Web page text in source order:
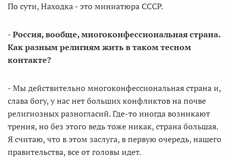
По сути, Находка - это миниатюра СССР.
- Россия, вообще, многоконфессиональная страна.
Как разным религиям жить в таком тесном
контакте?
- Мы действительно многоконфессиональная страна и,
слава богу, у нас нет больших конфликтов на почве
религиозных разногласий. Где-то иногда возникают
трения, но без этого ведь тоже никак, страна большая.
Я считаю, что в этом заслуга, в первую очередь, нашего
правительства, все от головы идет.